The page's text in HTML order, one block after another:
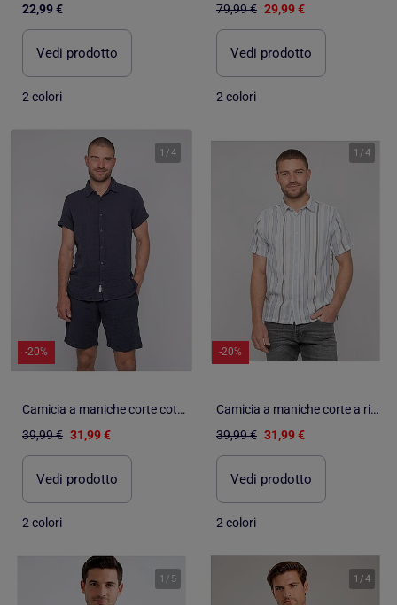
22,99 €
Vedi prodotto
2 colori
79,99 € 29,99 €
Vedi prodotto
2 colori
1 /4
-20%
Camicia a maniche corte cotone DOUMAKI
39,99 € 31,99 €
Vedi prodotto
2 colori
1 /4
-20%
Camicia a maniche corte a righe DOUPARICO
39,99 € 31,99 €
Vedi prodotto
2 colori
1 / 5 1 /4